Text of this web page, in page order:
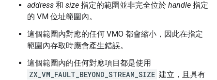
address 和 size 指定的範圍並非完全位於 handle 指定
的 VM 位址範圍內。
這個範圍內對應的任何 VMO 都會縮小，因此在指定
範圍內存取時應會產生錯誤。
這個範圍內的任何對應項目都是使用
ZX_VM_FAULT_BEYOND_STREAM_SIZE 建立，且具有